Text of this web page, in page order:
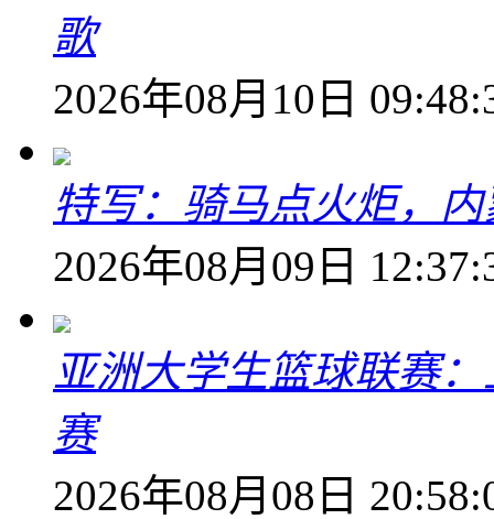
歌
2026年08月10日
特写：骑马点火炬，
2026年08月09日
亚洲大学生篮球联赛
赛
2026年08月08日